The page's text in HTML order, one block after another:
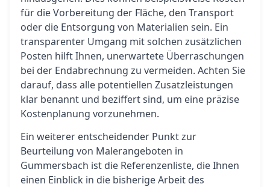
für die Vorbereitung der Fläche, den Transport
oder die Entsorgung von Materialien sein. Ein
transparenter Umgang mit solchen zusätzlichen
Posten hilft Ihnen, unerwartete Überraschungen
bei der Endabrechnung zu vermeiden. Achten Sie
darauf, dass alle potentiellen Zusatzleistungen
klar benannt und beziffert sind, um eine präzise
Kostenplanung vorzunehmen.
Ein weiterer entscheidender Punkt zur
Beurteilung von Malerangeboten in
Gummersbach ist die Referenzenliste, die Ihnen
einen Einblick in die bisherige Arbeit des